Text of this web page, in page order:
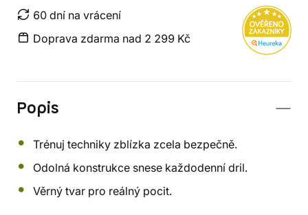
60 dní na vrácení
Doprava zdarma nad 2 299 Kč
Popis
Trénuj techniky zblízka zcela bezpečně.
Odolná konstrukce snese každodenní dril.
Věrný tvar pro reálný pocit.